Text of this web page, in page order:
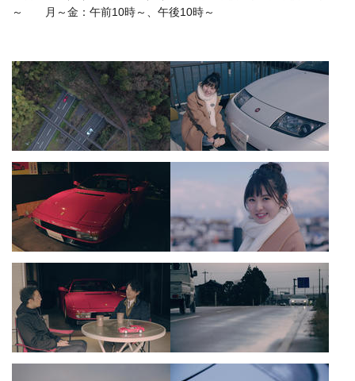
～ 月～金：午前10時～、午後10時～